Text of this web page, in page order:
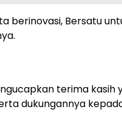
berinovasi, Bersatu
terima kasih
dukungannya